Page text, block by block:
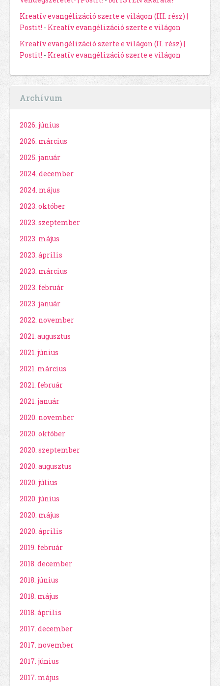
Kreatív evangélizáció szerte e világon (III. rész) |
Postit! - Kreatív evangélizáció szerte e világon
Kreatív evangélizáció szerte e világon (II. rész) |
Postit! - Kreatív evangélizáció szerte e világon
Archívum
2026. június
2026. március
2025. január
2024. december
2024. május
2023. október
2023. szeptember
2023. május
2023. április
2023. március
2023. február
2023. január
2022. november
2021. augusztus
2021. június
2021. március
2021. február
2021. január
2020. november
2020. október
2020. szeptember
2020. augusztus
2020. július
2020. június
2020. május
2020. április
2019. február
2018. december
2018. június
2018. május
2018. április
2017. december
2017. november
2017. június
2017. május